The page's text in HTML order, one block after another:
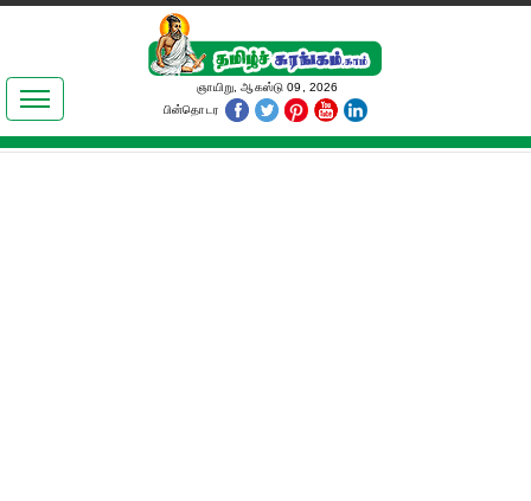
இலக்கியங்கள்
தமிழ் உலகம்
ஞாயிறு, ஆகஸ்டு 09, 2026
பின்தொடர